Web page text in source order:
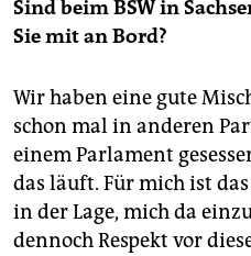
Sind beim BSW in
Sie mit an Bord?
Wir haben eine gute
schon mal in anderen
einem Parlament
das läuft. Für mich ist
in der Lage, mich da
dennoch Respekt vor